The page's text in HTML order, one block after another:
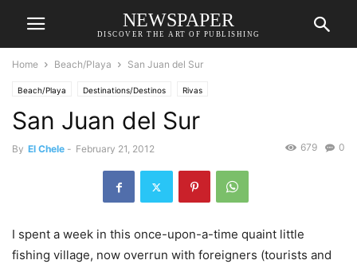
NEWSPAPER
DISCOVER THE ART OF PUBLISHING
Home Beach/Playa San Juan del Sur
Beach/Playa Destinations/Destinos Rivas
San Juan del Sur
By El Chele - February 21, 2012 0
679
I spent a week in this once-upon-a-time quaint little
fishing village, now overrun with foreigners (tourists and